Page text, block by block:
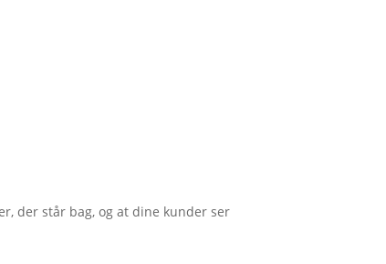
der står bag, og at dine kunder ser